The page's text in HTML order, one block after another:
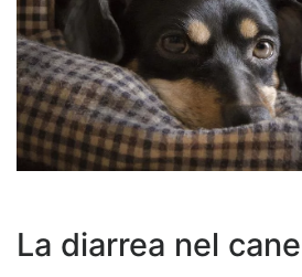
La diarrea nel